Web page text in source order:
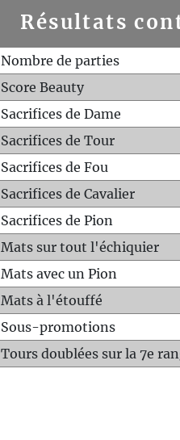
Résultats
Nombre de parties
Score Beauty
Sacrifices de Dame
Sacrifices de Tour
Sacrifices de Fou
Sacrifices de Cavalier
Sacrifices de Pion
Mats sur tout l'échiquier
Mats avec un Pion
Mats à l'étouffé
Sous-promotions
Tours doublées sur la 7e